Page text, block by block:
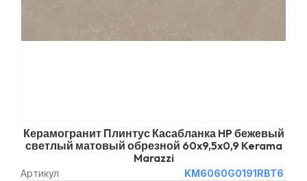
Керамогранит Плинтус Касабланка HP бежевый
светлый матовый обрезной 60x9,5x0,9 Kerama
Marazzi
Артикул KM6060G0191RBT6